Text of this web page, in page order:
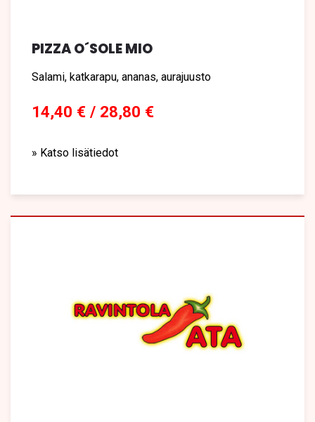
PIZZA O´SOLE MIO
Salami, katkarapu, ananas, aurajuusto
14,40 € / 28,80 €
» Katso lisätiedot